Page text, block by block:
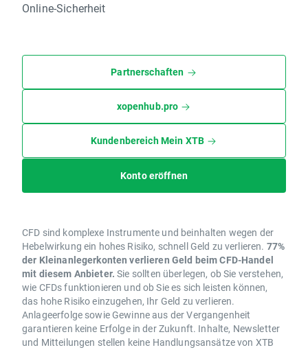
Online-Sicherheit
Partnerschaften
xopenhub.pro
Kundenbereich Mein XTB
Konto eröffnen
CFD sind komplexe Instrumente und beinhalten wegen der
Hebelwirkung ein hohes Risiko, schnell Geld zu verlieren. 77%
der Kleinanlegerkonten verlieren Geld beim CFD-Handel
mit diesem Anbieter. Sie sollten überlegen, ob Sie verstehen,
wie CFDs funktionieren und ob Sie es sich leisten können,
das hohe Risiko einzugehen, Ihr Geld zu verlieren.
Anlageerfolge sowie Gewinne aus der Vergangenheit
garantieren keine Erfolge in der Zukunft. Inhalte, Newsletter
und Mitteilungen stellen keine Handlungsansätze von XTB